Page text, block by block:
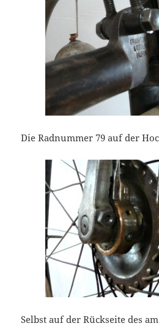
Die Radnummer 79 auf der
Selbst auf der Rückseite des